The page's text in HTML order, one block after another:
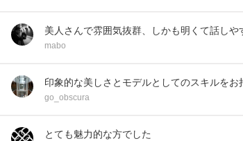
美人さんで雰囲気抜群、しかも明くて話し
mabo
印象的な美しさとモデルとしてのスキルを
go_obscura
とても魅力的な方でした